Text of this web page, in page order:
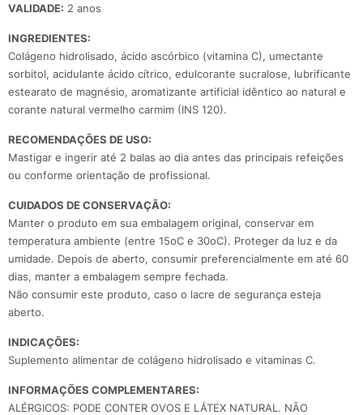
VALIDADE: 2 anos
INGREDIENTES:
Colágeno hidrolisado, ácido ascórbico (vitamina C), umectante
sorbitol, acidulante ácido cítrico, edulcorante sucralose, lubrificante
estearato de magnésio, aromatizante artificial idêntico ao natural e
corante natural vermelho carmim (INS 120).
RECOMENDAÇÕES DE USO:
Mastigar e ingerir até 2 balas ao dia antes das principais refeições
ou conforme orientação de profissional.
CUIDADOS DE CONSERVAÇÃO:
Manter o produto em sua embalagem original, conservar em
temperatura ambiente (entre 15oC e 30oC). Proteger da luz e da
umidade. Depois de aberto, consumir preferencialmente em até 60
dias, manter a embalagem sempre fechada.
Não consumir este produto, caso o lacre de segurança esteja
aberto.
INDICAÇÕES:
Suplemento alimentar de colágeno hidrolisado e vitaminas C.
INFORMAÇÕES COMPLEMENTARES:
ALÉRGICOS: PODE CONTER OVOS E LÁTEX NATURAL. NÃO